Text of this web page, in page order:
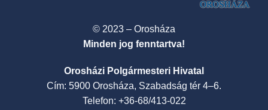
© 2023 – Orosháza
Minden jog fenntartva!
Orosházi Polgármesteri Hivatal
Cím: 5900 Orosháza, Szabadság tér 4–6.
Telefon: +36-68/413-022